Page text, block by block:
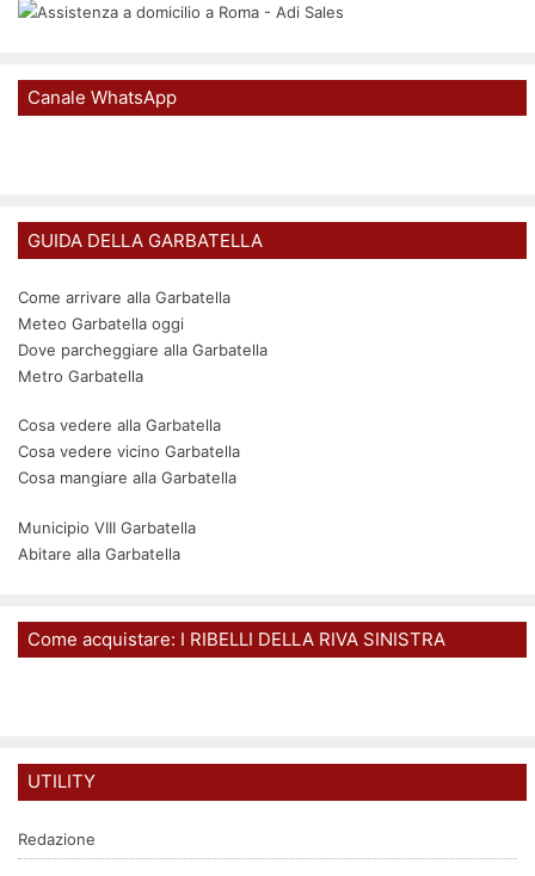
Canale WhatsApp
GUIDA DELLA GARBATELLA
Come arrivare alla Garbatella
Meteo Garbatella oggi
Dove parcheggiare alla Garbatella
Metro Garbatella
Cosa vedere alla Garbatella
Cosa vedere vicino Garbatella
Cosa mangiare alla Garbatella
Municipio VIII Garbatella
Abitare alla Garbatella
Come acquistare: I RIBELLI DELLA RIVA SINISTRA
UTILITY
Redazione